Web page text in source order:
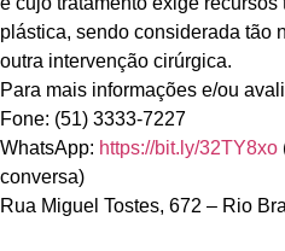
plástica, sendo considerada tão
outra intervenção cirúrgica.
Para mais informações e/ou
Fone: (51) 3333-7227
WhatsApp: https://bit.ly/32TY8xo
conversa)
Rua Miguel Tostes, 672 – Rio